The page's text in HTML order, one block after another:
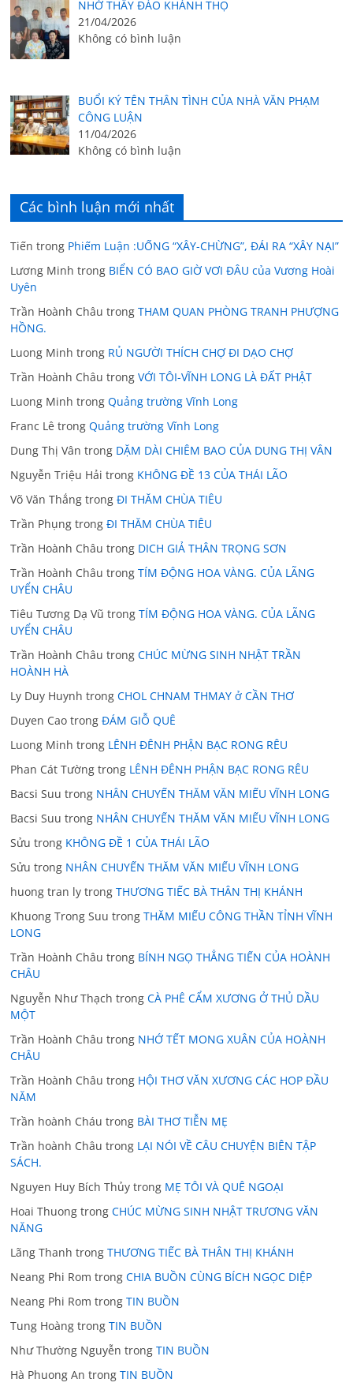
NHỚ THẦY ĐÀO KHÁNH THỌ
21/04/2026
Không có bình luận
BUỔI KÝ TÊN THÂN TÌNH CỦA NHÀ VĂN PHẠM
CÔNG LUẬN
11/04/2026
Không có bình luận
Các bình luận mới nhất
Tiến trong Phiếm Luận :UỐNG “XÂY-CHỪNG”, ĐÁI RA “XÂY NẠI”
Lương Minh trong BIỂN CÓ BAO GIỜ VƠI ĐÂU của Vương Hoài
Uyên
Trần Hoành Châu trongTHAM QUAN PHÒNG TRANH PHƯỢNG
HỒNG.
Luong Minh trong RỦ NGƯỜI THÍCH CHỢ ĐI DẠO CHỢ
Trần Hoành Châu trongVỚI TÔI-VĨNH LONG LÀ ĐẤT PHẬT
Luong Minh trongQuảng trường Vĩnh Long
Franc Lê trongQuảng trường Vĩnh Long
Dung Thị Vân trong DẶM DÀI CHIÊM BAO CỦA DUNG THỊ VÂN
Nguyễn Triệu Hải trong KHÔNG ĐỀ 13 CỦA THÁI LÃO
Võ Văn Thắng trongĐI THĂM CHÙA TIÊU
Trần Phụng trongĐI THĂM CHÙA TIÊU
Trần Hoành Châu trong DICH GIẢ THÂN TRỌNG SƠN
Trần Hoành Châu trongTÍM ĐỘNG HOA VÀNG. CỦA LÃNG
UYỂN CHÂU
Tiêu Tương Dạ Vũ trongTÍM ĐỘNG HOA VÀNG. CỦA LÃNG
UYỂN CHÂU
Trần Hoành Châu trongCHÚC MỪNG SINH NHẬT TRẦN
HOÀNH HÀ
Ly Duy Huynh trongCHOL CHNAM THMAY ở CẦN THƠ
Duyen Cao trongĐÁM GIỖ QUÊ
Luong Minh trong LÊNH ĐÊNH PHẬN BẠC RONG RÊU
Phan Cát Tường trong LÊNH ĐÊNH PHẬN BẠC RONG RÊU
Bacsi Suu trong NHÂN CHUYẾN THĂM VĂN MIẾU VĨNH LONG
Bacsi Suu trong NHÂN CHUYẾN THĂM VĂN MIẾU VĨNH LONG
Sửu trong KHÔNG ĐỀ 1 CỦA THÁI LÃO
Sửu trong NHÂN CHUYẾN THĂM VĂN MIẾU VĨNH LONG
huong tran ly trongTHƯƠNG TIẾC BÀ THÂN THỊ KHÁNH
Khuong Trong Suu trongTHĂM MIẾU CÔNG THẦN TỈNH VĨNH
LONG
Trần Hoành Châu trong BÍNH NGỌ THẲNG TIẾN CỦA HOÀNH
CHÂU
Nguyễn Như Thạch trongCÀ PHÊ CẨM XƯƠNG Ở THỦ DẦU
MỘT
Trần Hoành Châu trong NHỚ TẾT MONG XUÂN CỦA HOÀNH
CHÂU
Trần Hoành Châu trong HỘI THƠ VĂN XƯƠNG CÁC HOP ĐẦU
NĂM
Trần hoành Cháu trong BÀI THƠ TIỄN MẸ
Trần hoành Châu trong LẠI NÓI VỀ CÂU CHUYỆN BIÊN TẬP
SÁCH.
Nguyen Huy Bích Thủy trong MẸ TÔI VÀ QUÊ NGOẠI
Hoai Thuong trongCHÚC MỪNG SINH NHẬT TRƯƠNG VĂN
NĂNG
Lãng Thanh trongTHƯƠNG TIẾC BÀ THÂN THỊ KHÁNH
Neang Phi Rom trongCHIA BUỒN CÙNG BÍCH NGỌC DIỆP
Neang Phi Rom trongTIN BUỒN
Tung Hoàng trongTIN BUỒN
Như Thường Nguyễn trongTIN BUỒN
Hà Phuong An trongTIN BUỒN